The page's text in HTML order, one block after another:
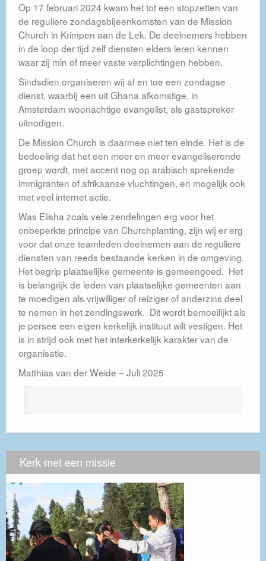
Op 17 februari 2024 kwam het tot een stopzetten van
de reguliere zondagsbijeenkomsten van de Mission
Church in Krimpen aan de Lek. De deelnemers hebben
in de loop der tijd zelf diensten elders leren kennen
waar zij min of meer vaste verplichtingen hebben.
Sindsdien organiseren wij af en toe een zondagse
dienst, waarbij een uit Ghana afkomstige, in
Amsterdam woonachtige evangelist, als gastspreker
uitnodigen.
De Mission Church is daarmee niet ten einde. Het is de
bedoeling dat het een meer en meer evangeliserende
groep wordt, met accent nog op arabisch sprekende
immigranten of afrikaanse vluchtingen, en mogelijk ook
met veel internet actie.
Was Elisha zoals vele zendelingen erg voor het
onbeperkte principe van Churchplanting, zijn wij er erg
voor dat onze teamleden deelnemen aan de reguliere
diensten van reeds bestaande kerken in de omgeving.
Het begrip plaatselijke gemeente is gemeengoed. Het
is belangrijk de leden van plaatselijke gemeenten aan
te moedigen als vrijwilliger of reiziger of anderzins deel
te nemen in het zendingswerk. Dit wordt bemoeilijkt als
je persee een eigen kerkelijk instituut wilt vestigen. Het
is in strijd ook met het interkerkelijk karakter van de
organisatie.
Matthias van der Weide – Juli 2025
Kerk met een missie